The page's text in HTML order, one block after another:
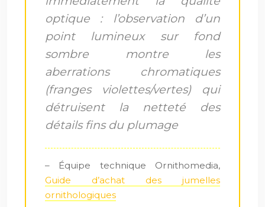
optique : l’observation d’un
point lumineux sur fond
sombre montre les
aberrations chromatiques
(franges violettes/vertes) qui
détruisent la netteté des
détails fins du plumage
– Équipe technique Ornithomedia,
Guide d’achat des jumelles
ornithologiques